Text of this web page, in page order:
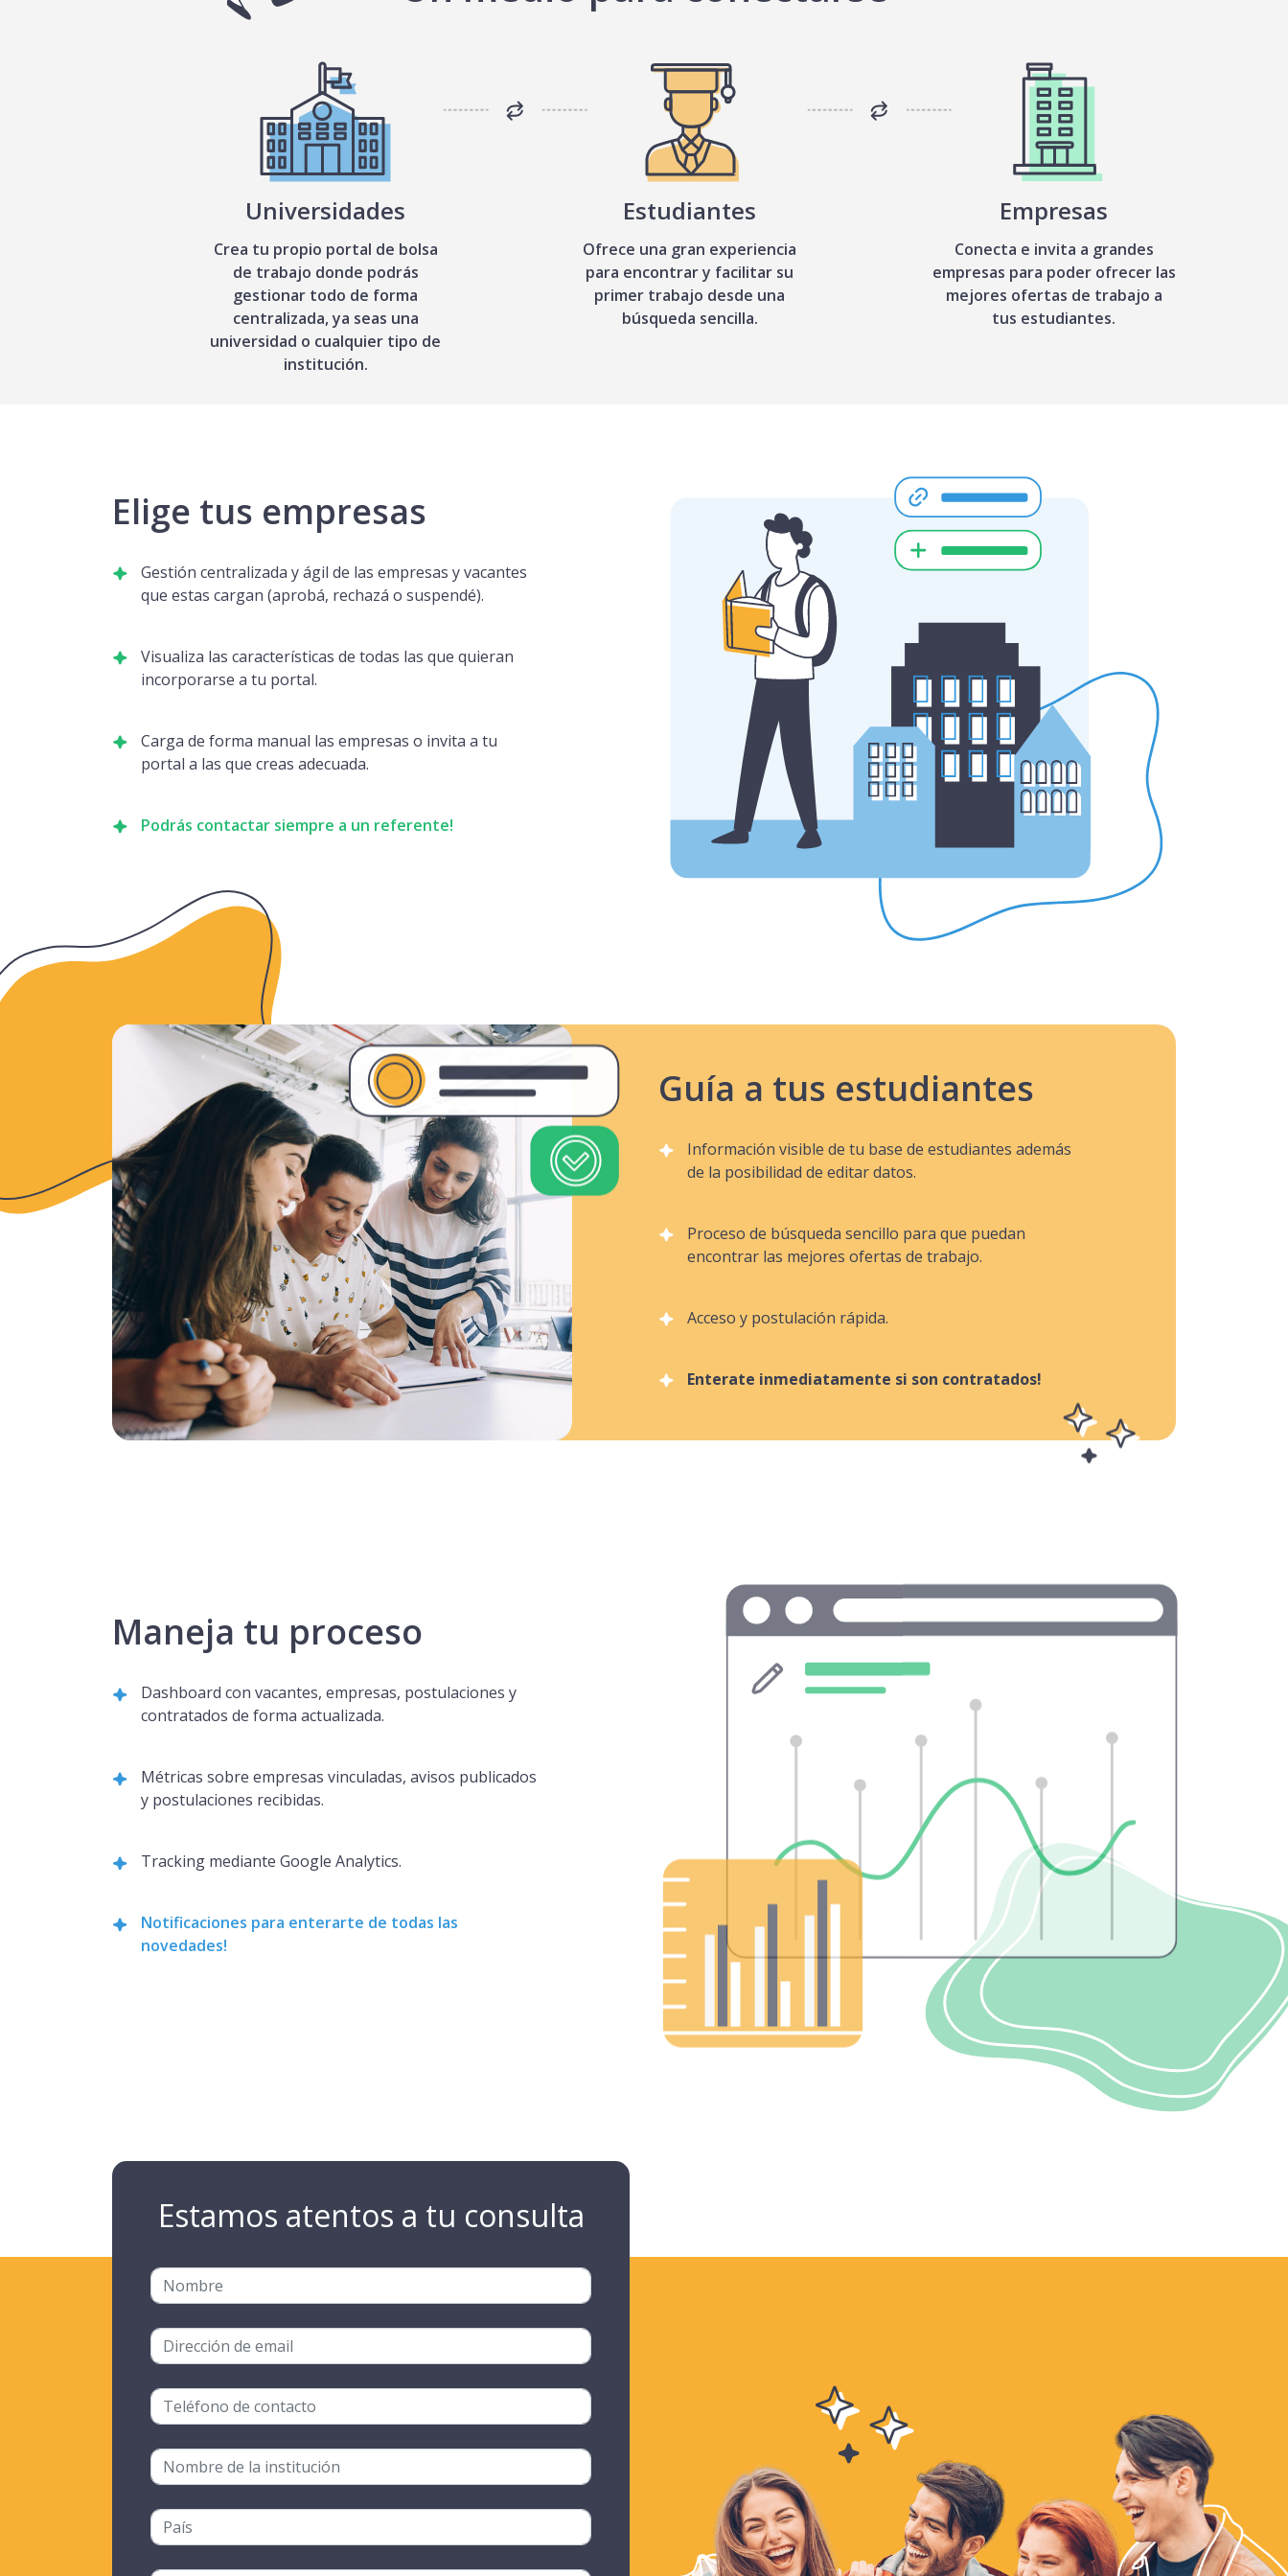
Universidades
Crea tu propio portal de bolsa
de trabajo donde podrás
gestionar todo de forma
centralizada, ya seas una
universidad o cualquier tipo de
institución.
Estudiantes
Ofrece una gran experiencia
para encontrar y facilitar su
primer trabajo desde una
búsqueda sencilla.
Empresas
Conecta e invita a grandes
empresas para poder ofrecer las
mejores ofertas de trabajo a
tus estudiantes.
Elige tus empresas
Gestión centralizada y ágil de las empresas y vacantes
que estas cargan (aprobá, rechazá o suspendé).
Visualiza las características de todas las que quieran
incorporarse a tu portal.
Carga de forma manual las empresas o invita a tu
portal a las que creas adecuada.
Podrás contactar siempre a un referente!
Guía a tus estudiantes
Información visible de tu base de estudiantes además
de la posibilidad de editar datos.
Proceso de búsqueda sencillo para que puedan
encontrar las mejores ofertas de trabajo.
Acceso y postulación rápida.
Enterate inmediatamente si son contratados!
Maneja tu proceso
Dashboard con vacantes, empresas, postulaciones y
contratados de forma actualizada.
Métricas sobre empresas vinculadas, avisos publicados
y postulaciones recibidas.
Tracking mediante Google Analytics.
Notificaciones para enterarte de todas las
novedades!
Estamos atentos a tu consulta